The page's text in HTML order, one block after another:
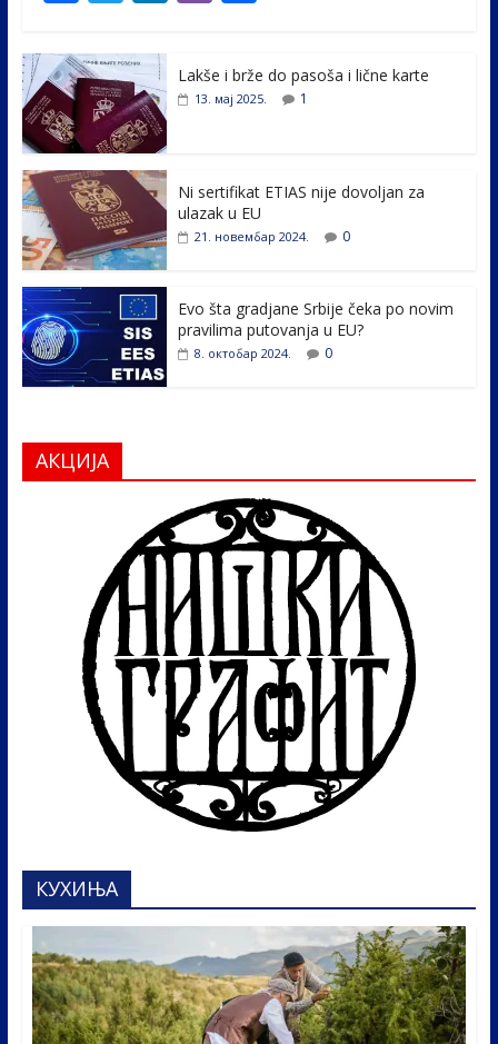
e
b
o
o
k
itt
er e
er ar
e
Lakše i brže do pasoša i lične karte
13. мај 2025. 1
Ni sertifikat ETIAS nije dovoljan za
ulazak u EU
21. новембар 2024. 0
Evo šta gradjane Srbije čeka po novim
pravilima putovanja u EU?
8. октобар 2024. 0
АКЦИЈА
КУХИЊА